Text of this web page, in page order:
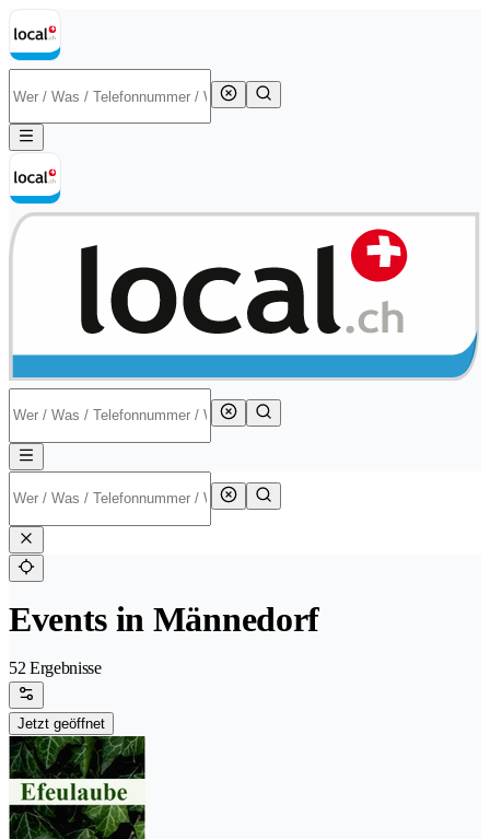
Events in Männedorf
52 Ergebnisse
Jetzt geöffnet